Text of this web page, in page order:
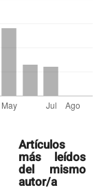
Artículos
más leídos
del mismo
autor/a